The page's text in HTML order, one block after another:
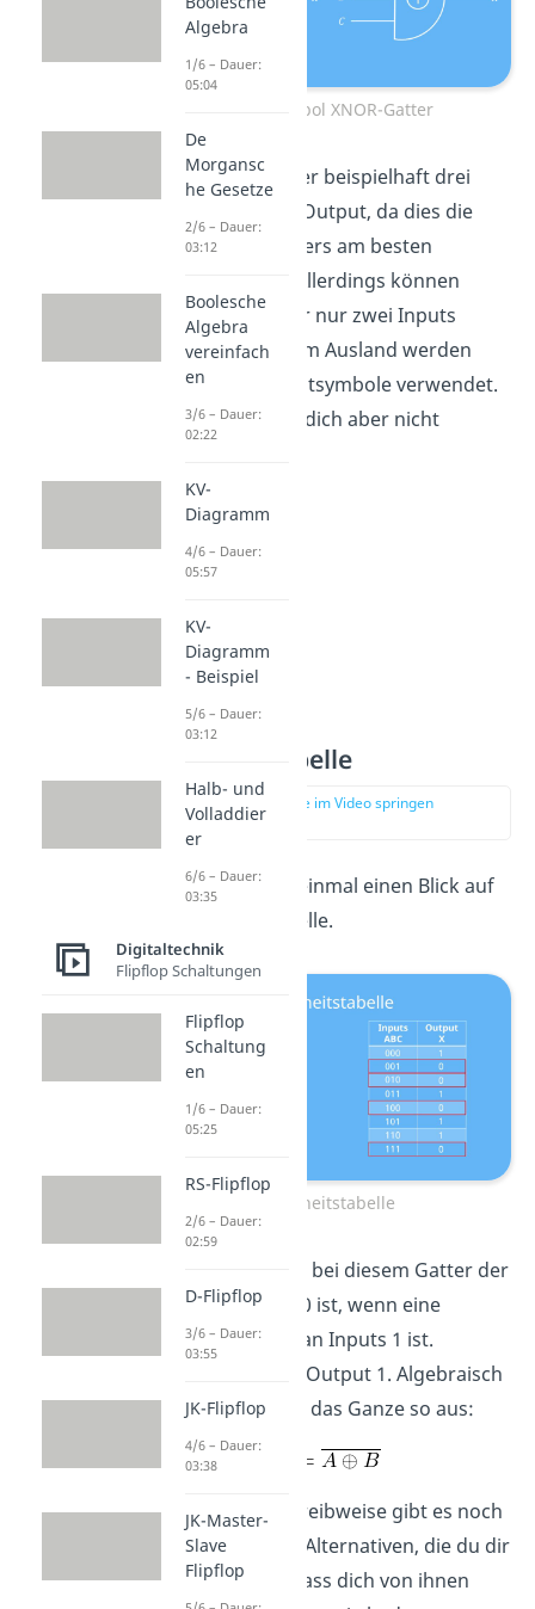
Schaltsymbol XNOR-Gatter
Wir betrachten hier beispielhaft drei
Inputs und einen Output, da dies die
Funktion des Gatters am besten
veranschaulicht. Allerdings können
ebenso mehr oder nur zwei Inputs
benutzt werden. Im Ausland werden
auch andere Schaltsymbole verwendet.
Davon solltest du dich aber nicht
Wahrheitstabelle
zur Stelle im Video springen
(00:42)
Werfen wir doch einmal einen Blick auf
die Wahrheitstabelle.
Wahrheitstabelle
Sie zeigt uns, dass bei diesem Gatter der
Output nur dann 0 ist, wenn eine
ungerade Anzahl an Inputs 1 ist.
Ansonsten ist der Output 1. Algebraisch
ausgedrückt sieht das Ganze so aus:
Neben dieser Schreibweise gibt es noch
weitere geläufige Alternativen, die du dir
merken solltest. Lass dich von ihnen
Algebra
1/6 – Dauer:
05:04
De
Morgansc
he Gesetze
2/6 – Dauer:
03:12
Boolesche
Algebra
vereinfach
en
3/6 – Dauer:
02:22
KV-
Diagramm
4/6 – Dauer:
05:57
KV-
Diagramm
- Beispiel
5/6 – Dauer:
03:12
Halb- und
Volladdier
er
6/6 – Dauer:
03:35
Digitaltechnik
Flipflop Schaltungen
Flipflop
Schaltung
en
1/6 – Dauer:
05:25
RS-Flipflop
2/6 – Dauer:
02:59
D-Flipflop
3/6 – Dauer:
03:55
JK-Flipflop
4/6 – Dauer:
03:38
JK-Master-
Slave
Flipflop